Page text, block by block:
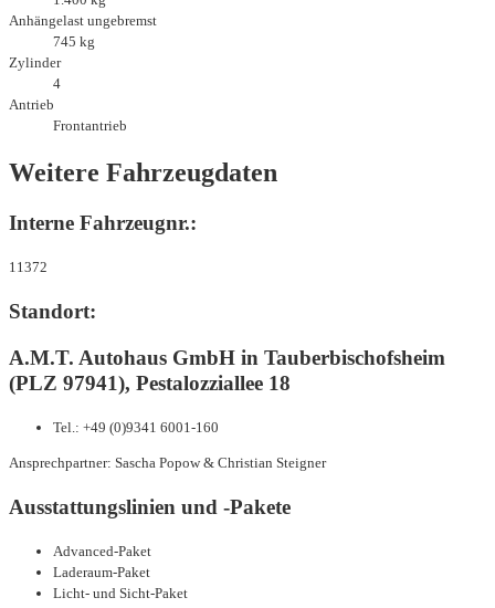
Anhängelast ungebremst
745 kg
Zylinder
4
Antrieb
Frontantrieb
Weitere Fahrzeugdaten
Interne Fahrzeugnr.:
11372
Standort:
A.M.T. Autohaus GmbH in Tauberbischofsheim
(PLZ 97941), Pestalozziallee 18
Tel.: +49 (0)9341 6001-160
Ansprechpartner: Sascha Popow & Christian Steigner
Ausstattungslinien und -Pakete
Advanced-Paket
Laderaum-Paket
Licht- und Sicht-Paket